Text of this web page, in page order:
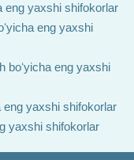
eng yaxshi shifokorlar
eng yaxshi
boʻyicha eng yaxshi
eng yaxshi shifokorlar
yaxshi shifokorlar